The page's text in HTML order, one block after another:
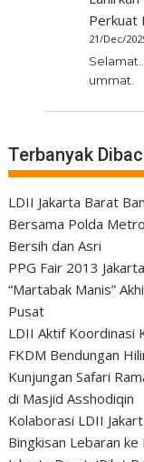
Perkuat
21/Dec/
ummat.
Terbanyak
LDII Jakarta Barat
Bersama Polda
Bersih dan Asri
PPG Fair 2013
“Martabak Manis”
Pusat
LDII Aktif Koordinasi
FKDM Bendungan
Kunjungan Safari
di Masjid Asshodiqin
Kolaborasi LDII
Bingkisan Lebaran ke